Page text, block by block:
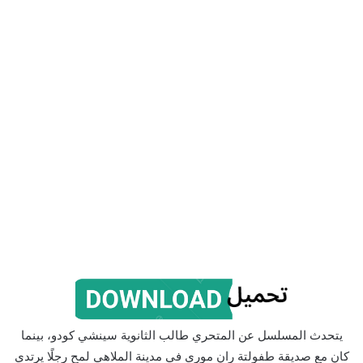
يتحدث المسلسل عن المتحري طالب الثانوية سينشي كودو، بينما
كان مع صديقة طفولتة ران موري في مدينة الملاهي لمح رجلًا يرتدي